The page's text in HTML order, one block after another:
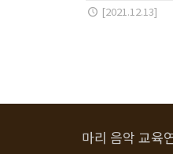
[2021.12.13]
마리 음악 교육